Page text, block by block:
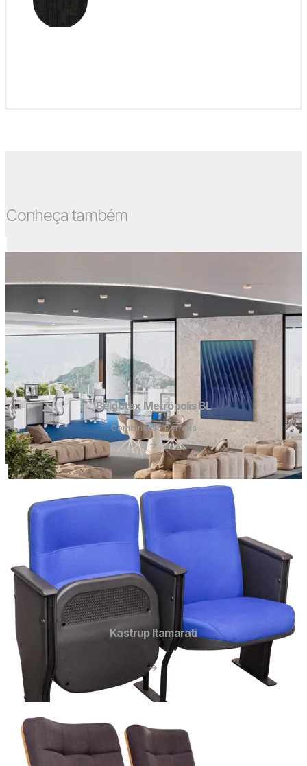
Conheça também
Belgotex Metrópolis BL
Combinação Perfeita
Kastrup Itamarati